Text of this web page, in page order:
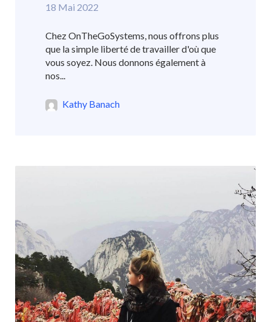
18 Mai 2022
Chez OnTheGoSystems, nous offrons plus
que la simple liberté de travailler d'où que
vous soyez. Nous donnons également à
nos...
Kathy Banach